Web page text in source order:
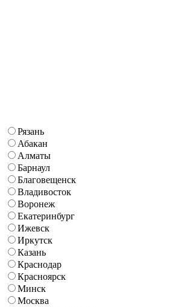
Рязань
Абакан
Алматы
Барнаул
Благовещенск
Владивосток
Воронеж
Екатеринбург
Ижевск
Иркутск
Казань
Краснодар
Красноярск
Минск
Москва